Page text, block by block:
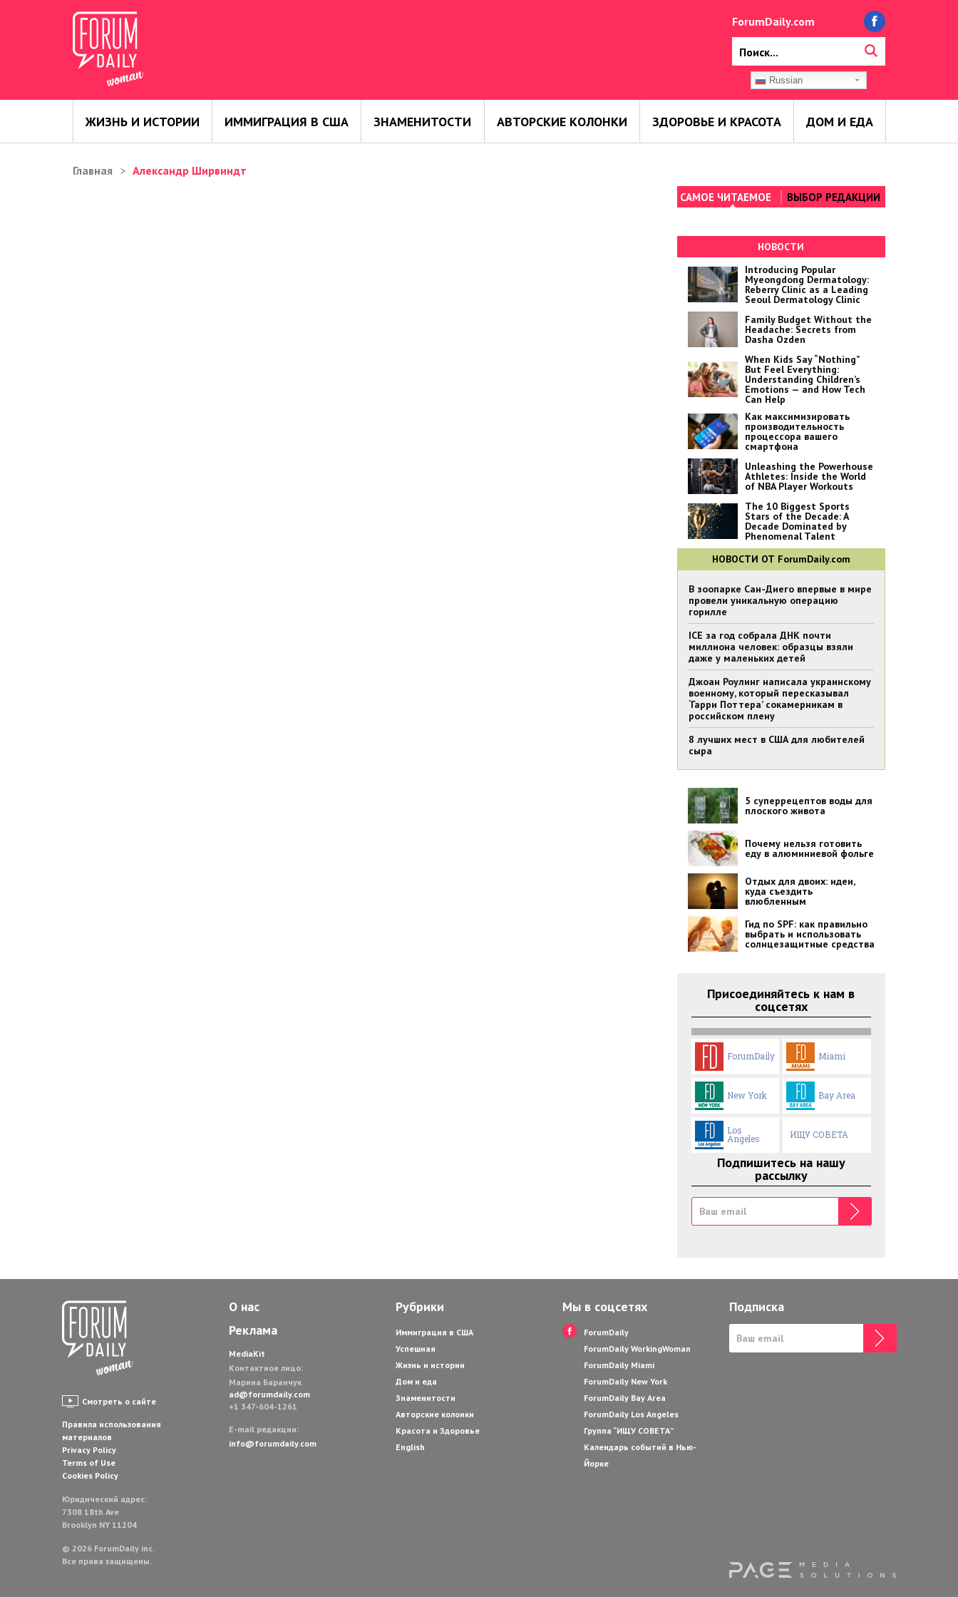
ForumDaily.com
Russian
ЖИЗНЬ И ИСТОРИИ ИММИГРАЦИЯ В США ЗНАМЕНИТОСТИ АВТОРСКИЕ КОЛОНКИ ЗДОРОВЬЕ И КРАСОТА ДОМ И ЕДА
Главная Александр Ширвиндт
САМОЕ ЧИТАЕМОЕ ВЫБОР РЕДАКЦИИ
НОВОСТИ
Introducing Popular
Myeongdong Dermatology:
Reberry Clinic as a Leading
Seoul Dermatology Clinic
Family Budget Without the
Headache: Secrets from
Dasha Ozden
When Kids Say “Nothing”
But Feel Everything:
Understanding Children’s
Emotions — and How Tech
Can Help
Как максимизировать
производительность
процессора вашего
смартфона
Unleashing the Powerhouse
Athletes: Inside the World
of NBA Player Workouts
The 10 Biggest Sports
Stars of the Decade: A
Decade Dominated by
Phenomenal Talent
НОВОСТИ ОТ ForumDaily.com
В зоопарке Сан-Диего впервые в мире
провели уникальную операцию
горилле
ICE за год собрала ДНК почти
миллиона человек: образцы взяли
даже у маленьких детей
Джоан Роулинг написала украинскому
военному, который пересказывал
‘Гарри Поттера’ сокамерникам в
российском плену
8 лучших мест в США для любителей
сыра
5 суперрецептов воды для
плоского живота
Почему нельзя готовить
еду в алюминиевой фольге
Отдых для двоих: идеи,
куда съездить
влюбленным
Гид по SPF: как правильно
выбрать и использовать
солнцезащитные средства
Присоединяйтесь к нам в
соцсетях
ForumDaily Miami
New York Bay Area
Los
Angeles ИЩУ СОВЕТА
Подпишитесь на нашу
рассылку
Смотреть о сайте
Правила использования
материалов
Privacy Policy
Terms of Use
Cookies Policy
Юридический адрес:
7308 18th Ave
Brooklyn NY 11204
© 2026 ForumDaily inc.
Все права защищены.
О нас
Реклама
MediaKit
Контактное лицо:
Марина Баранчук
ad@forumdaily.com
+1 347-604-1261
E-mail редакции:
info@forumdaily.com
Рубрики
Иммиграция в США
Успешная
Жизнь и истории
Дом и еда
Знаменитости
Авторские колонки
Красота и Здоровье
English
Мы в соцсетях
ForumDaily
ForumDaily WorkingWoman
ForumDaily Miami
ForumDaily New York
ForumDaily Bay Area
ForumDaily Los Angeles
Группа “ИЩУ СОВЕТА”
Календарь событий в Нью-
Йорке
Подписка